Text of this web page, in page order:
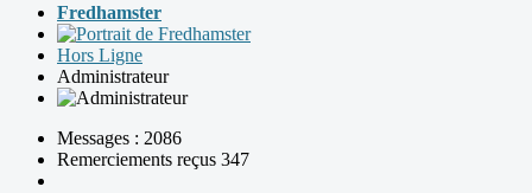
Fredhamster
Hors Ligne
Administrateur
Messages : 2086
Remerciements reçus 347